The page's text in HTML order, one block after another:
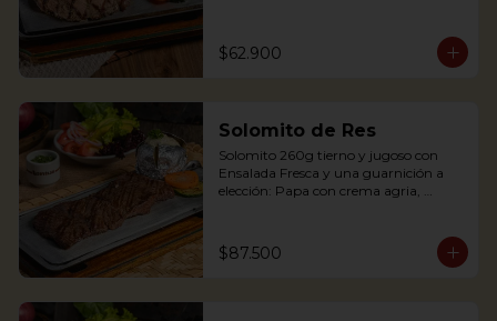
y arracacha.
Pork tenderloin 280g with baked
potato with sour cream and house
salad. Single term.
$62.900
Solomito de Res
Solomito 260g tierno y jugoso con
Ensalada Fresca y una guarnición a
elección: Papa con crema agria,
Yuca, Puré de papa y arracacha
$87.500